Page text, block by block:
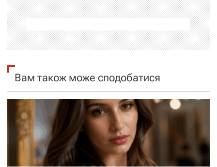
а
ц
і
я
з
Вам також може сподобатися